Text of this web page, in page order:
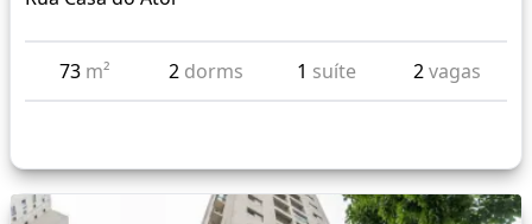
73 m² 2 dorms 1 suíte 2vagas